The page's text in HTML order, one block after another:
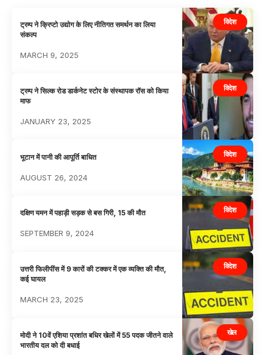
विदेश
ट्रम्प ने क्रिप्टो उद्योग के लिए नीतिगत समर्थन का लिया
संकल्प
MARCH 9, 2025
विदेश
ट्रम्प ने सिल्क रोड डार्कनेट स्टोर के संस्थापक रॉस को किया
माफ
JANUARY 23, 2025
विदेश
भूटान में पानी की आपूर्ति बाधित
AUGUST 26, 2024
विदेश
दक्षिण यमन में पहाड़ी सड़क से बस गिरी, 15 की मौत
SEPTEMBER 9, 2024
विदेश
उत्तरी फिलीपींस में 9 कारों की टक्कर में एक व्यक्ति की मौत,
कई घायल
MARCH 23, 2025
खेल
मोदी ने 10वें एशिया प्रशांत बधिर खेलों में 55 पदक जीतने वाले
भारतीय दल को दी बधाई